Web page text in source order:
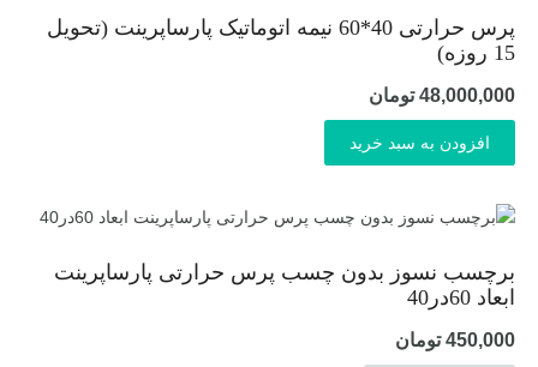
پرس حرارتی 40*60 نیمه اتوماتیک پارساپرینت (تحویل
15 روزه)
48,000,000 تومان
افزودن به سبد خرید
برچسب نسوز بدون چسب پرس حرارتی پارساپرینت
ابعاد 60در40
450,000 تومان